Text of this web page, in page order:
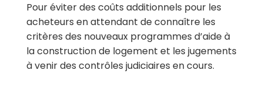
Pour éviter des coûts additionnels pour les
acheteurs en attendant de connaître les
critères des nouveaux programmes d’aide à
la construction de logement et les jugements
à venir des contrôles judiciaires en cours.